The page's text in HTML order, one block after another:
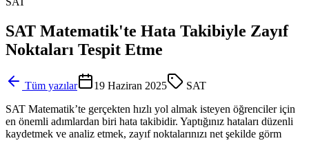
SAT Matematik'te Hata Takibiyle Zayıf
Noktaları Tespit Etme
Tüm yazılar 19 Haziran 2025
SAT
SAT Matematik’te gerçekten hızlı yol almak isteyen öğrenciler için
en önemli adımlardan biri hata takibidir. Yaptığınız hataları düzenli
kaydetmek ve analiz etmek, zayıf noktalarınızı net şekilde görm